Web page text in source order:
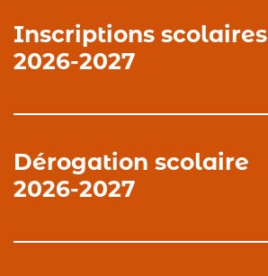
Inscriptions scolaires
2026-2027
Dérogation scolaire
2026-2027